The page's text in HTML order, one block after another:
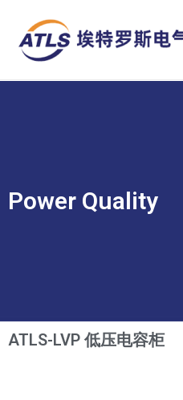
Power Quality
ATLS-LVP 低压电容柜